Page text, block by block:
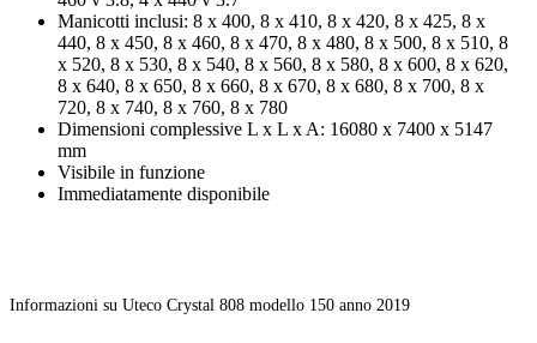
Manicotti inclusi: 8 x 400, 8 x 410, 8 x 420, 8 x 425, 8 x
440, 8 x 450, 8 x 460, 8 x 470, 8 x 480, 8 x 500, 8 x 510, 8
x 520, 8 x 530, 8 x 540, 8 x 560, 8 x 580, 8 x 600, 8 x 620,
8 x 640, 8 x 650, 8 x 660, 8 x 670, 8 x 680, 8 x 700, 8 x
720, 8 x 740, 8 x 760, 8 x 780
Dimensioni complessive L x L x A: 16080 x 7400 x 5147
mm
Visibile in funzione
Immediatamente disponibile
Informazioni su Uteco Crystal 808 modello 150 anno 2019